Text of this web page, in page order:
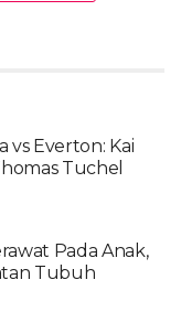
vs Everton: Kai
Tuchel
Pada Anak,
Tubuh